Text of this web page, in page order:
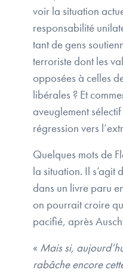
voir la situation
responsabilité
tant de gens
terroriste dont les
opposées à celles
libérales ? Et
aveuglement
régression vers
Quelques mots de
la situation. Il s’agit
dans un livre paru
on pourrait croire
pacifié, après
« Mais si,
rabâche encore